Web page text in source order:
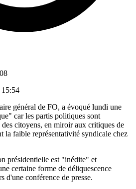
15:54
général de FO, a évoqué lundi une
car les partis politiques sont
citoyens, en miroir aux critiques de
la faible représentativité syndicale chez
présidentielle est "inédite" et
certaine forme de déliquescence
d'une conférence de presse.